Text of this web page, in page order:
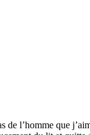
de l’homme que